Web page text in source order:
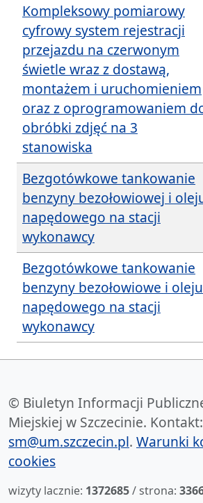
Kompleksowy pomiarowy
cyfrowy system rejestracji
przejazdu na czerwonym
świetle wraz z dostawą,
montażem i uruchomieniem
oraz z oprogramowaniem
obróbki zdjęć na 3
stanowiska
Bezgotówkowe tankowanie
benzyny bezołowiowej i
napędowego na stacji
wykonawcy
Bezgotówkowe tankowanie
benzyny bezołowiowe i oleju
napędowego na stacji
wykonawcy
© Biuletyn Informacji
Miejskiej w Szczecinie. Kontakt:
sm@um.szczecin.pl. Warunki
cookies
wizyty lacznie: 1372685/ strona: